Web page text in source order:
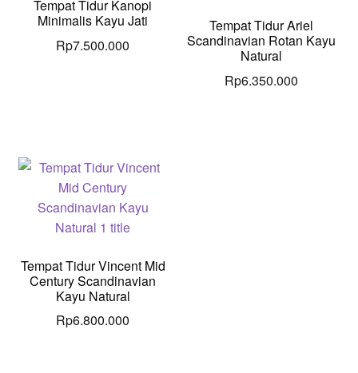
Tempat Tidur Kanopi
Minimalis Kayu Jati
Rp7.500.000
Tempat Tidur Ariel
Scandinavian Rotan Kayu
Natural
Rp6.350.000
Tempat Tidur Vincent Mid
Century Scandinavian
Kayu Natural
Rp6.800.000